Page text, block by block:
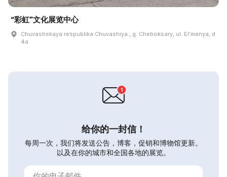
“彩虹”文化展览中心
Chuvashskaya respublika Chuvashiya., g. Cheboksary, ul. Elʹmenya, d
4a
给你的一封信！
每周一次，我们将发送公告，博客，促销和博物馆更新。
以及在你的城市和全国各地的展览。